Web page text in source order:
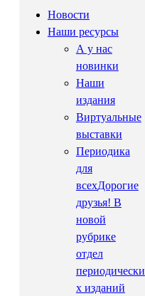
Новости
Наши ресурсы
А у нас
новинки
Наши
издания
Виртуальные
выставки
Периодика
для
всехДорогие
друзья! В
новой
рубрике
отдел
периодически
х изданий